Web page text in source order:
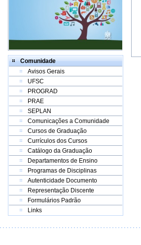
Comunidade
Avisos Gerais
UFSC
PROGRAD
PRAE
SEPLAN
Comunicações a Comunidade
Cursos de Graduação
Currículos dos Cursos
Catálogo da Graduação
Departamentos de Ensino
Programas de Disciplinas
Autenticidade Documento
Representação Discente
Formulários Padrão
Links